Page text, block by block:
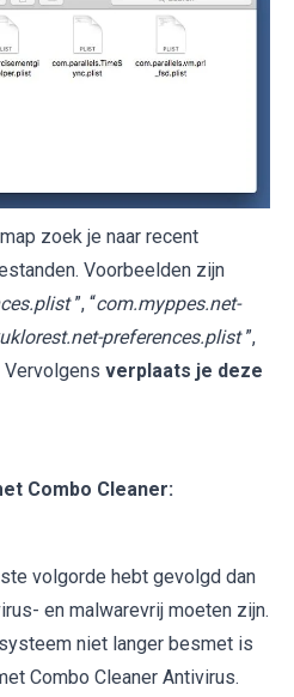
zoek je naar recent
Voorbeelden zijn
”, “com.myppes.net-
preferences.plist ”,
Vervolgens verplaats je deze
Combo Cleaner:
volgorde hebt gevolgd dan
en malwarevrij moeten zijn.
niet langer besmet is
Combo Cleaner Antivirus.